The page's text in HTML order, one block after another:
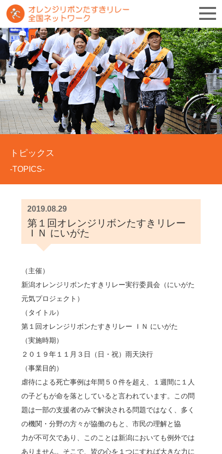
トピックス
-TOPICS-
2019.08.29
第１回オレンジリボンたすきリレー
ＩＮ にいがた
（主催）
新潟オレンジリボンたすきリレー実行委員会（にいがた
元気プロジェクト）
（タイトル）
第１回オレンジリボンたすきリレー ＩＮ にいがた
（実施時期）
２０１９年１１月３日（日・祝）雨天決行
（事業目的）
虐待による死亡事例は年間５０件を超え、１週間に１人
の子どもが命を落としていると言われています。この問
題は一部の支援者のみで解決される問題ではなく、多く
の機関・分野の方々が協働のもと、市民の理解と協
力が不可欠であり、このことは新潟においても例外では
ありません。そこで、皆の心を１つにすれば大きな力に